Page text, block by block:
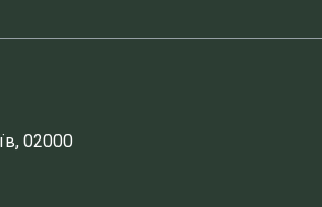
02000